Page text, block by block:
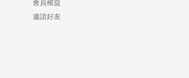
會員權益
邀請好友